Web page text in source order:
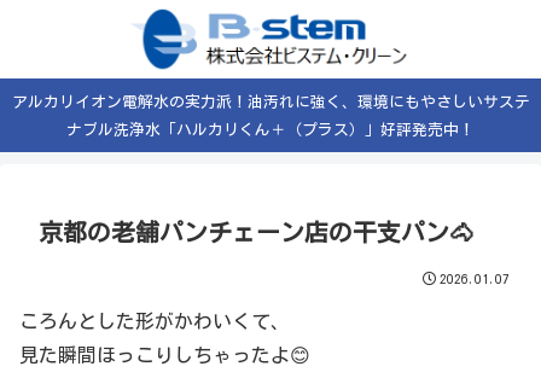
アルカリイオン電解水の実力派！油汚れに強く、環境にもやさしいサステ
ナブル洗浄水「ハルカリくん＋（プラス）」好評発売中！
京都の老舗パンチェーン店の干支パン🐴
2026.01.07
ころんとした形がかわいくて、
見た瞬間ほっこりしちゃったよ😊